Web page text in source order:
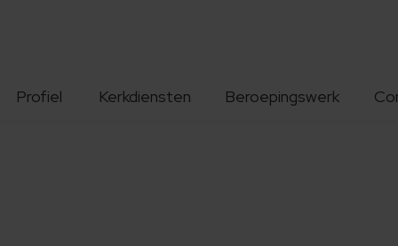
Profiel Kerkdiensten Beroepingswerk